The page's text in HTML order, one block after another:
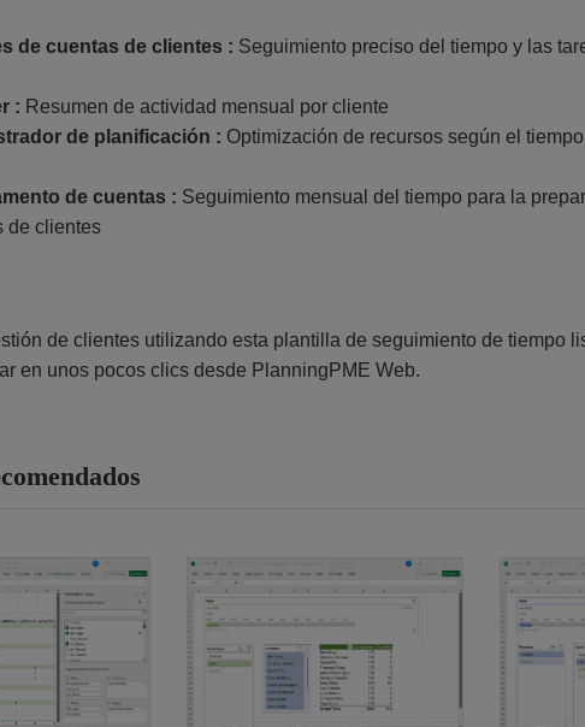
de cuentas de clientes : Seguimiento preciso del tiempo y las
: Resumen de actividad mensual por cliente
de planificación : Optimización de recursos según el
de cuentas : Seguimiento mensual del tiempo para la
de clientes
de clientes utilizando esta plantilla de seguimiento de tiempo
en unos pocos clics desde PlanningPME Web.